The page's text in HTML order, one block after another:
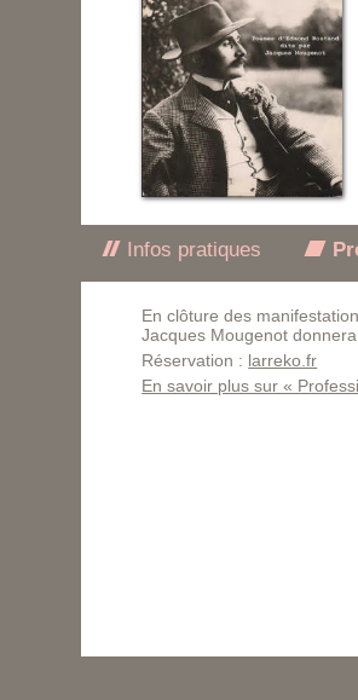
Infos pratiques
En clôture des
Jacques Mougenot
Réservation : larreko.fr
En savoir plus sur «